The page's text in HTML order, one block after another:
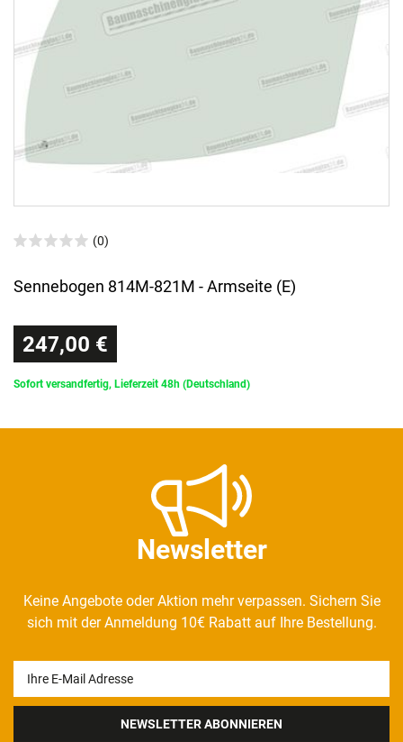
(0)
Sennebogen 814M-821M - Armseite (E)
247,00 €
Sofort versandfertig, Lieferzeit 48h (Deutschland)
Newsletter
Keine Angebote oder Aktion mehr verpassen. Sichern Sie
sich mit der Anmeldung 10€ Rabatt auf Ihre Bestellung.
Honig
NEWSLETTER ABONNIEREN